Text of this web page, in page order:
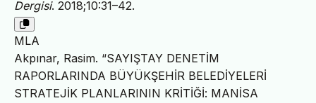
Dergisi. 2018;10:31–42.
MLA
Akpınar, Rasim. “SAYIŞTAY DENETİM
RAPORLARINDA BÜYÜKŞEHİR BELEDİYELERİ
STRATEJİK PLANLARININ KRİTİĞİ: MANİSA